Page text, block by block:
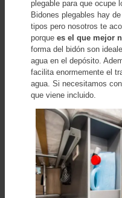
plegable para que ocupe
Bidones plegables hay
tipos pero nosotros te
porquees el que mejor
forma del bidón son
agua en el depósito.
facilita enormemente el
agua. Si necesitamos
que viene incluido.